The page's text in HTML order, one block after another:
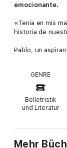
emocionante.
«Tenía en mis
historia de
Pablo, un
pretendía
Argentina, que
un sistema de
institucional
un saqueo y una
GENRE
Belletristik
und Literatur
Mehr